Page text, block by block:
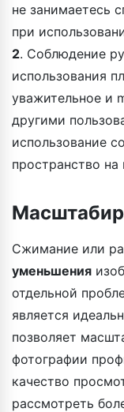
не занимаетесь
при
2. Соблюдение
использования
уважительное и
другими
использование
пространство
Сжимание или
уменьшения
отдельной
является
позволяет
фотографии
качество
рассмотреть